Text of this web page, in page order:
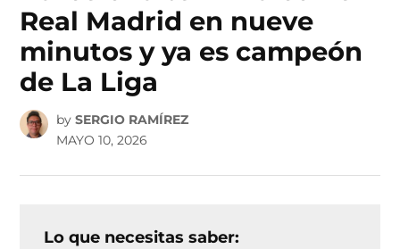
Real Madrid en nueve
minutos y ya es campeón
de La Liga
by SERGIO RAMÍREZ
MAYO 10, 2026
Lo que necesitas saber: